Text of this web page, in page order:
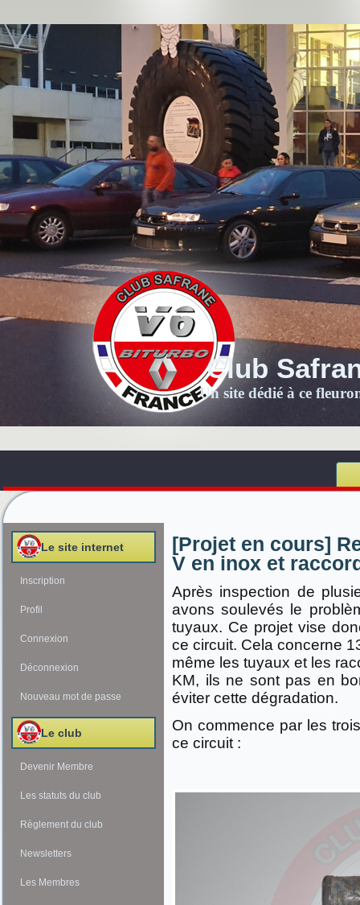
Club
Un site dédié à ce
Le site internet
Inscription
Profil
Connexion
Déconnexion
Nouveau mot de passe
Le club
Devenir Membre
Les statuts du club
Règlement du club
Newsletters
Les Membres
[Projet en cours]
V en inox et
Après inspection de
avons soulevés le
tuyaux. Ce projet vise
ce circuit. Cela concerne
même les tuyaux et les
KM, ils ne sont pas en
éviter cette dégradation.
On commence par les
ce circuit :